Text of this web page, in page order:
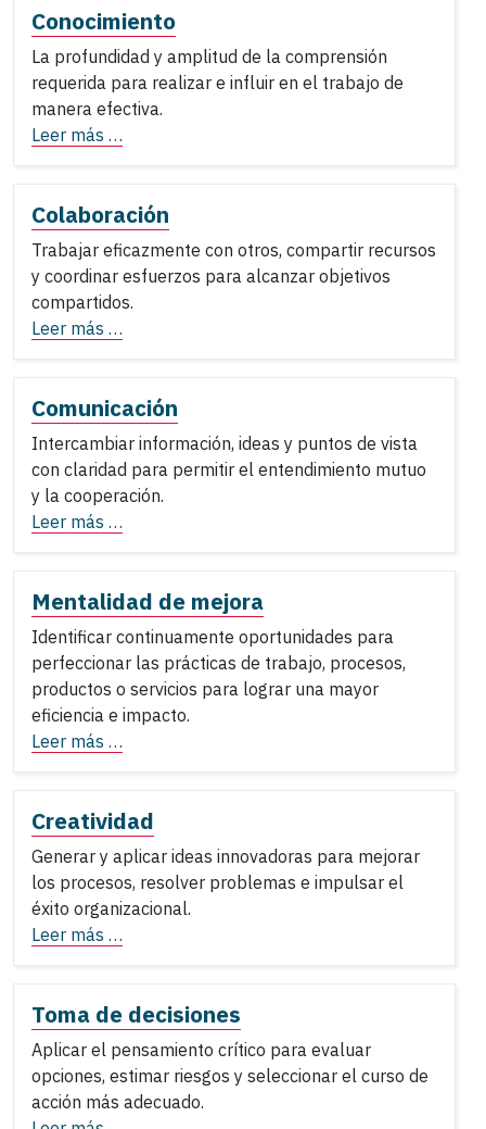
Conocimiento
La profundidad y amplitud de la comprensión
requerida para realizar e influir en el trabajo de
manera efectiva.
Leer más …
Colaboración
Trabajar eficazmente con otros, compartir recursos
y coordinar esfuerzos para alcanzar objetivos
compartidos.
Leer más …
Comunicación
Intercambiar información, ideas y puntos de vista
con claridad para permitir el entendimiento mutuo
y la cooperación.
Leer más …
Mentalidad de mejora
Identificar continuamente oportunidades para
perfeccionar las prácticas de trabajo, procesos,
productos o servicios para lograr una mayor
eficiencia e impacto.
Leer más …
Creatividad
Generar y aplicar ideas innovadoras para mejorar
los procesos, resolver problemas e impulsar el
éxito organizacional.
Leer más …
Toma de decisiones
Aplicar el pensamiento crítico para evaluar
opciones, estimar riesgos y seleccionar el curso de
acción más adecuado.